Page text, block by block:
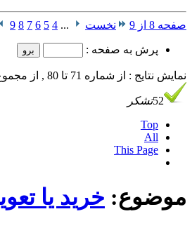
صفحه 8 از 9 نخست ...
4
5
6
7
8
9
پرش به صفحه :
نمایش نتایج : از شماره 71 تا 80 , از مجموع 82
52تشکر
Top
All
This Page
موضوع: خريد يا